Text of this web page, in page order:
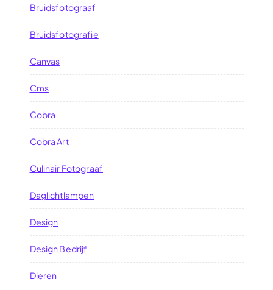
Bruidsfotograaf
Bruidsfotografie
Canvas
Cms
Cobra
Cobra Art
Culinair Fotograaf
Daglichtlampen
Design
Design Bedrijf
Dieren